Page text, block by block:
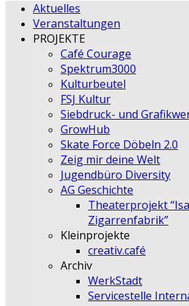
Aktuelles
Veranstaltungen
PROJEKTE
Café Courage
Spektrum3000
Kulturbeutel
FSJ Kultur
Siebdruck- und
GrowHub
Skate Force Döbeln 2.0
Zeig mir deine Welt
Jugendbüro Diversity
AG Geschichte
Theaterprojekt
Zigarrenfabrik”
Kleinprojekte
creativ.café
Archiv
WerkStadt
Servicestelle